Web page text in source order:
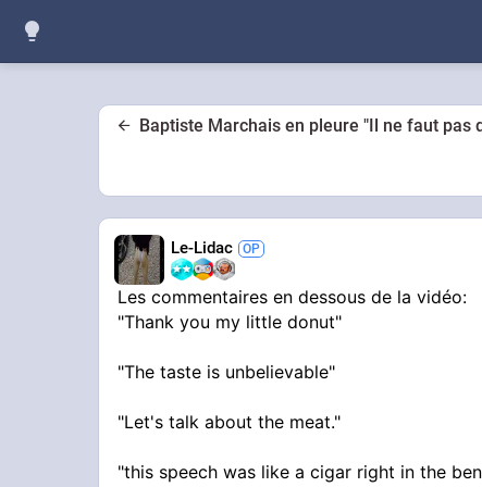
Baptiste Marchais en pleure "Il ne faut pas
Le-Lidac
Les commentaires en dessous de la vidéo:
"Thank you my little donut"
"The taste is unbelievable"
"Let's talk about the meat."
"this speech was like a cigar right in the